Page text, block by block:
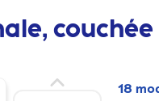
couchée
18